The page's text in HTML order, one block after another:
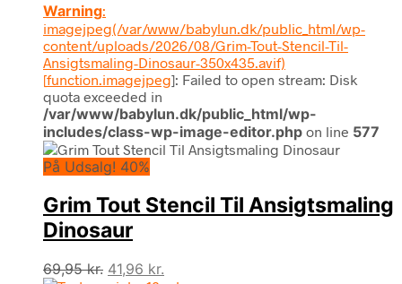
var:
169,95 kr..
er:
101,97 kr..
Warning:
imagejpeg(/var/www/babylun.dk/public_html/wp-
content/uploads/2026/08/Grim-Tout-Stencil-Til-
Ansigtsmaling-Dinosaur-350x435.avif)
[function.imagejpeg]: Failed to open stream: Disk
quota exceeded in
/var/www/babylun.dk/public_html/wp-
includes/class-wp-image-editor.php on line 577
På Udsalg! 40%
Grim Tout Stencil Til Ansigtsmaling
Dinosaur
69,95kr. Den
41,96 kr.